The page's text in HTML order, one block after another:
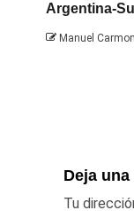
Argentina-
Manuel
Deja
Tu